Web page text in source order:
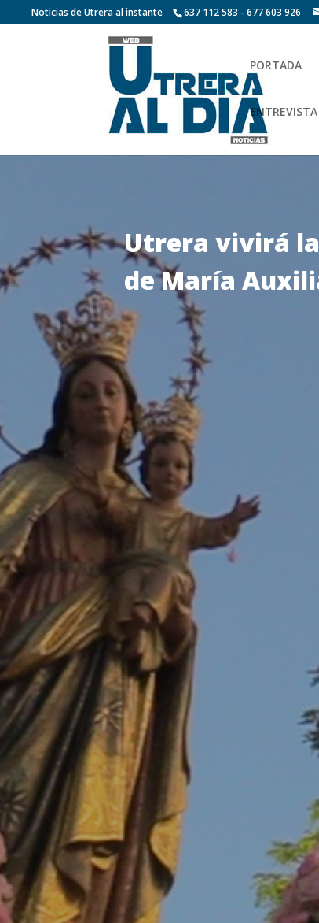
Noticias de Utrera al instante 637 112 583 - 677 603 926
PORTADA
Utrera vivirá
de María